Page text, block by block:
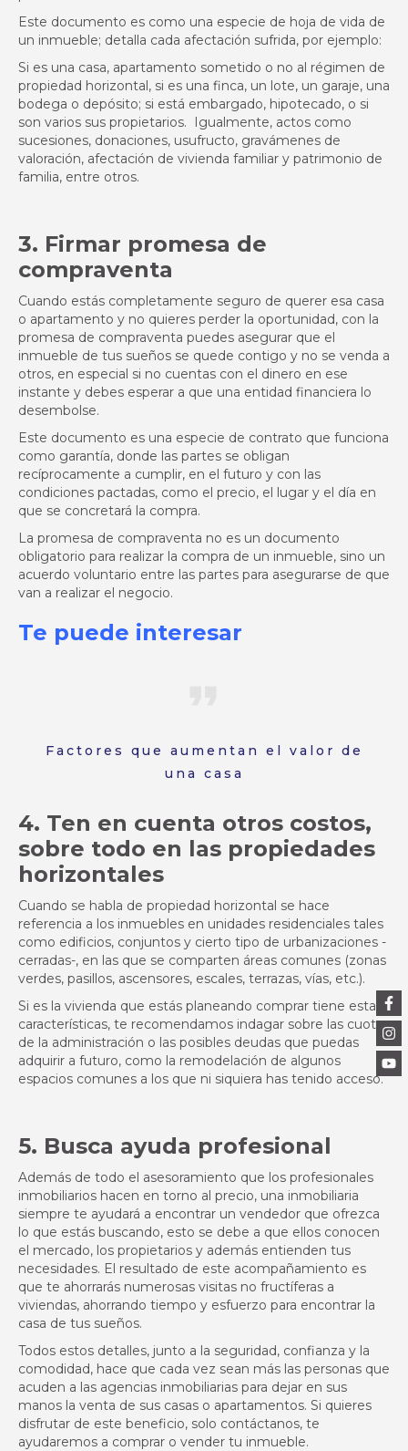
Este documento es como una especie de hoja de vida de
un inmueble; detalla cada afectación sufrida, por ejemplo:
Si es una casa, apartamento sometido o no al régimen de
propiedad horizontal, si es una finca, un lote, un garaje, una
bodega o depósito; si está embargado, hipotecado, o si
son varios sus propietarios. Igualmente, actos como
sucesiones, donaciones, usufructo, gravámenes de
valoración, afectación de vivienda familiar y patrimonio de
familia, entre otros.
3. Firmar promesa de
compraventa
Cuando estás completamente seguro de querer esa casa
o apartamento y no quieres perder la oportunidad, con la
promesa de compraventa puedes asegurar que el
inmueble de tus sueños se quede contigo y no se venda a
otros, en especial si no cuentas con el dinero en ese
instante y debes esperar a que una entidad financiera lo
desembolse.
Este documento es una especie de contrato que funciona
como garantía, donde las partes se obligan
recíprocamente a cumplir, en el futuro y con las
condiciones pactadas, como el precio, el lugar y el día en
que se concretará la compra.
La promesa de compraventa no es un documento
obligatorio para realizar la compra de un inmueble, sino un
acuerdo voluntario entre las partes para asegurarse de que
van a realizar el negocio.
Te puede interesar
Factores que aumentan el valor de
una casa
4. Ten en cuenta otros costos,
sobre todo en las propiedades
horizontales
Cuando se habla de propiedad horizontal se hace
referencia a los inmuebles en unidades residenciales tales
como edificios, conjuntos y cierto tipo de urbanizaciones -
cerradas-, en las que se comparten áreas comunes (zonas
verdes, pasillos, ascensores, escales, terrazas, vías, etc.).
Si es la vivienda que estás planeando comprar tiene estas
características, te recomendamos indagar sobre las cuotas
de la administración o las posibles deudas que puedas
adquirir a futuro, como la remodelación de algunos
espacios comunes a los que ni siquiera has tenido acceso.
5. Busca ayuda profesional
Además de todo el asesoramiento que los profesionales
inmobiliarios hacen en torno al precio, una inmobiliaria
siempre te ayudará a encontrar un vendedor que ofrezca
lo que estás buscando, esto se debe a que ellos conocen
el mercado, los propietarios y además entienden tus
necesidades. El resultado de este acompañamiento es
que te ahorrarás numerosas visitas no fructíferas a
viviendas, ahorrando tiempo y esfuerzo para encontrar la
casa de tus sueños.
Todos estos detalles, junto a la seguridad, confianza y la
comodidad, hace que cada vez sean más las personas que
acuden a las agencias inmobiliarias para dejar en sus
manos la venta de sus casas o apartamentos. Si quieres
disfrutar de este beneficio, solo contáctanos, te
ayudaremos a comprar o vender tu inmueble.